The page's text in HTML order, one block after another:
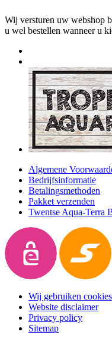
Wij versturen uw webshop
u wel bestellen wanneer u
Algemene
Bedrijfsinformatie
Betalingsmethoden
Pakket verzenden
Twentse Aqua-Terra
Wij gebruiken cookies
Website disclaimer
Privacy policy
Sitemap